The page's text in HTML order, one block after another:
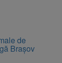
de
Brașov